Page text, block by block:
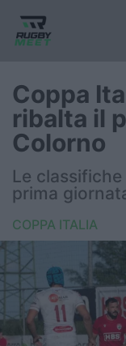
Nazionale
Nazionali
Rugby Sevens
FIR
Internazionale
6 Nazioni
Coppa
ribalta il
Colorno
Le
prima
COPPA ITALIA